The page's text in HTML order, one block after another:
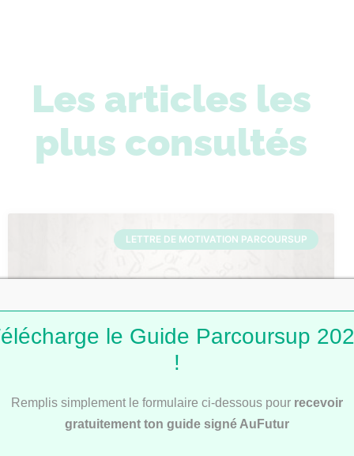
Les articles les
plus consultés
LETTRE DE MOTIVATION PARCOURSUP
Lettres de motivation Parcoursup : 101
le Guide Parcoursup
!
Remplis simplement le formulaire ci-dessous pour recevoir
gratuitement ton guide signé AuFutur